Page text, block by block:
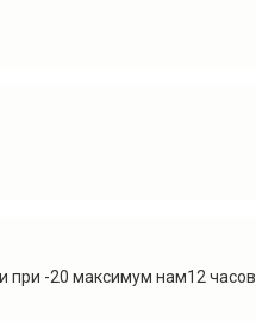
при -20 максимум нам12 часов